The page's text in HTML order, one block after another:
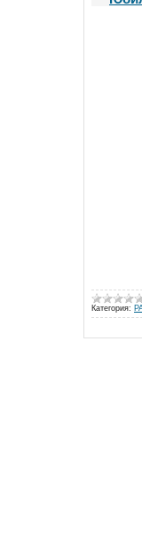
Категория: